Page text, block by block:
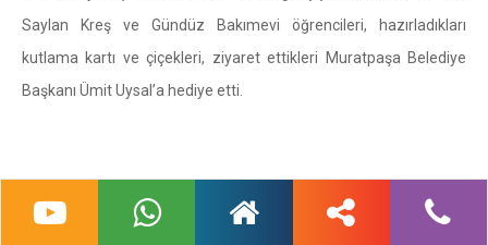
Saylan Kreş ve Gündüz Bakımevi öğrencileri, hazırladıkları
kutlama kartı ve çiçekleri, ziyaret ettikleri Muratpaşa Belediye
Başkanı Ümit Uysal’a hediye etti.
olsun’ diyen çocuklarla birlikte pasta keserek yeni yılı kutladı.